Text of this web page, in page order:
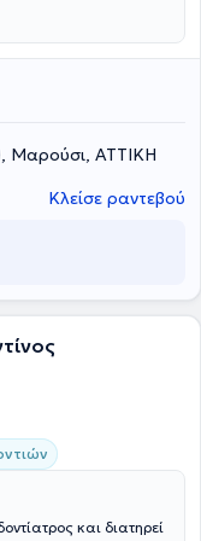
Μαρούσι, ΑΤΤΙΚΗ
Κλείσε ραντεβού
και διατηρεί